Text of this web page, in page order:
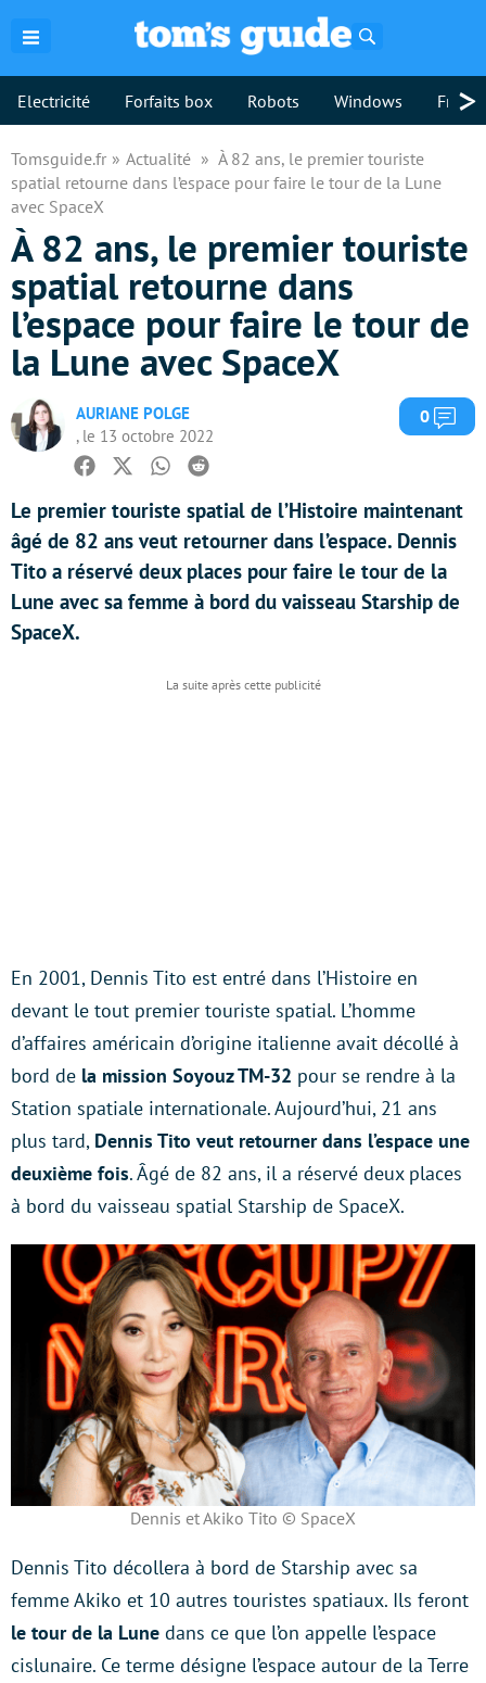
Electricité Forfaits box Robots Windows >
Tomsguide.fr Actualité
À 82 ans, le premier touriste
spatial retourne dans l’espace pour faire le tour de la Lune
avec SpaceX
À 82 ans, le premier touriste
spatial retourne dans
l’espace pour faire le tour de
la Lune avec SpaceX
AURIANE POLGE
, le 13 octobre 2022
0
Facebook
TwitterWhatsapp
Reddit
Le premier touriste spatial de l’Histoire maintenant
âgé de 82 ans veut retourner dans l’espace. Dennis
Tito a réservé deux places pour faire le tour de la
Lune avec sa femme à bord du vaisseau Starship de
SpaceX.
En 2001, Dennis Tito est entré dans l’Histoire en
devant le tout premier touriste spatial. L’homme
d’affaires américain d’origine italienne avait décollé à
bord de la mission Soyouz TM-32 pour se rendre à la
Station spatiale internationale. Aujourd’hui, 21 ans
plus tard, Dennis Tito veut retourner dans l’espace une
deuxième fois. Âgé de 82 ans, il a réservé deux places
à bord du vaisseau spatial Starship de SpaceX.
Dennis et Akiko Tito © SpaceX
Dennis Tito décollera à bord de Starship avec sa
femme Akiko et 10 autres touristes spatiaux. Ils feront
le tour de la Lune dans ce que l’on appelle l’espace
cislunaire. Ce terme désigne l’espace autour de la Terre